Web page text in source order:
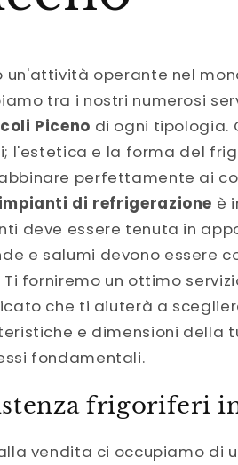
un'attività operante nel
tra i nostri numerosi
Piceno di ogni tipologia.
l'estetica e la forma del
perfettamente ai
impianti di refrigerazione è
deve essere tenuta in
e salumi devono essere
Ti forniremo un ottimo
che ti aiuterà a
e dimensioni della
fondamentali.
frigoriferi
vendita ci occupiamo di